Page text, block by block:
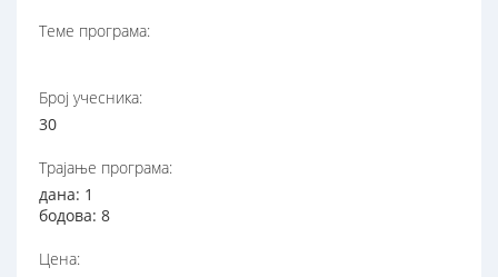
Теме програма:
Број учесника:
30
Трајање програма:
дана: 1
бодова: 8
Цена: